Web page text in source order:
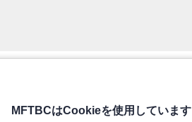
MFTBCはCookieを使用しています